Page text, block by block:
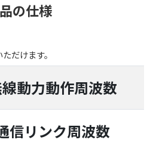
の仕様
だけます。
力動作周
ンク周